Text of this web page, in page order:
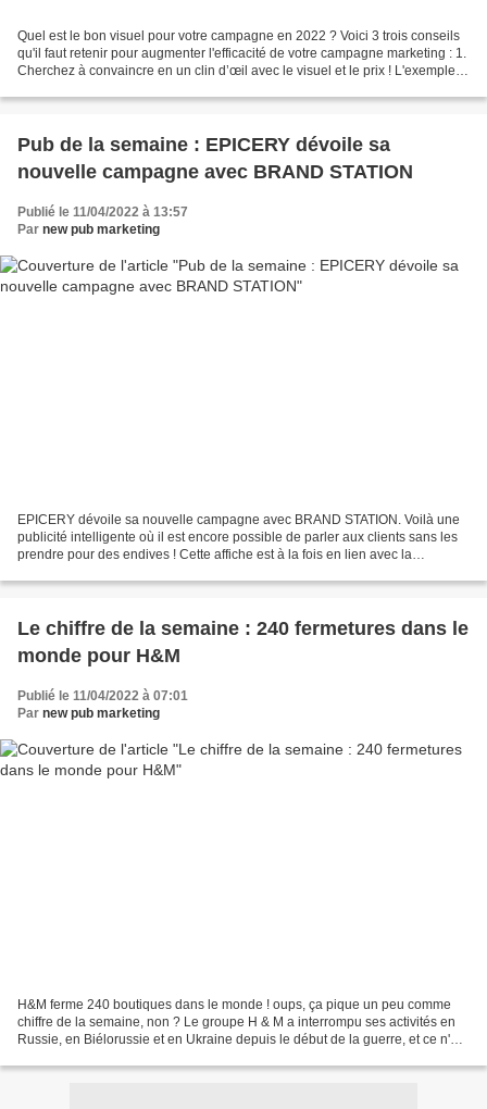
Quel est le bon visuel pour votre campagne en 2022 ? Voici 3 trois conseils
qu'il faut retenir pour augmenter l'efficacité de votre campagne marketing : 1.
Cherchez à convaincre en un clin d’œil avec le visuel et le prix ! L'exemple
Pub de la semaine : EPICERY dévoile sa
nouvelle campagne avec BRAND STATION
Publié le 11/04/2022 à 13:57
Par new pub marketing
EPICERY dévoile sa nouvelle campagne avec BRAND STATION. Voilà une
publicité intelligente où il est encore possible de parler aux clients sans les
prendre pour des endives ! Cette affiche est à la fois en lien avec la
Le chiffre de la semaine : 240 fermetures dans le
monde pour H&M
Publié le 11/04/2022 à 07:01
Par new pub marketing
H&M ferme 240 boutiques dans le monde ! oups, ça pique un peu comme
chiffre de la semaine, non ? Le groupe H & M a interrompu ses activités en
Russie, en Biélorussie et en Ukraine depuis le début de la guerre, et ce n'est